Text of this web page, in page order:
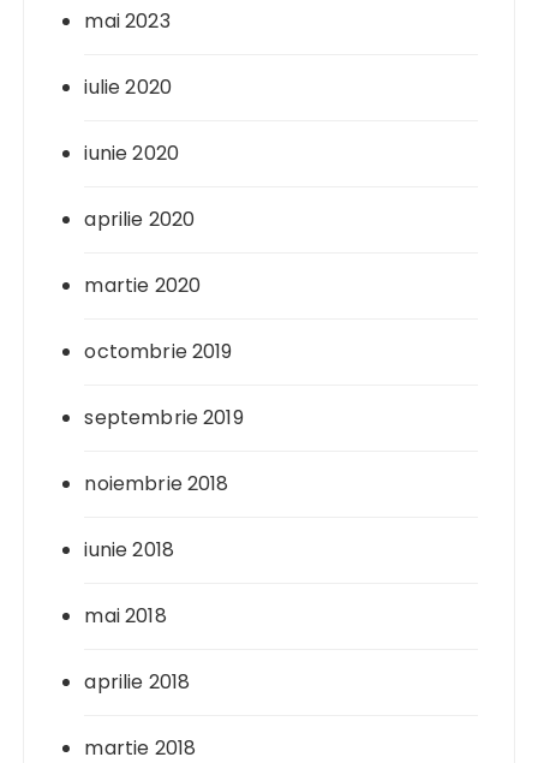
mai 2023
iulie 2020
iunie 2020
aprilie 2020
martie 2020
octombrie 2019
septembrie 2019
noiembrie 2018
iunie 2018
mai 2018
aprilie 2018
martie 2018